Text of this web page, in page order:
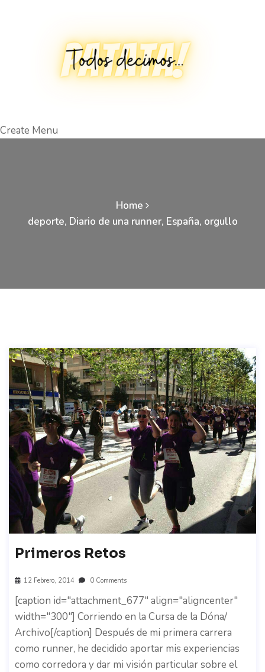
Create Menu
Home
deporte, Diario de una runner, España, orgullo
Primeros Retos
12 Febrero, 2014 0 Comments
[caption id="attachment_677" align="aligncenter"
width="300"] Corriendo en la Cursa de la Dóna/
Archivo[/caption] Después de mi primera carrera
como runner, he decidido aportar mis experiencias
como corredora y dar mi visión particular sobre el